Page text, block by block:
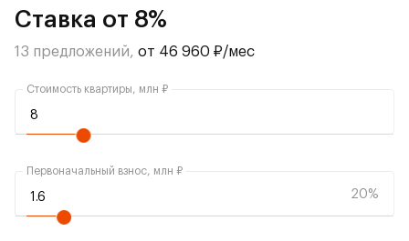
Ставка от 8%
13 предложений, от 46 960 ₽/мес
Стоимость квартиры, млн ₽
Первоначальный взнос, млн ₽
20%